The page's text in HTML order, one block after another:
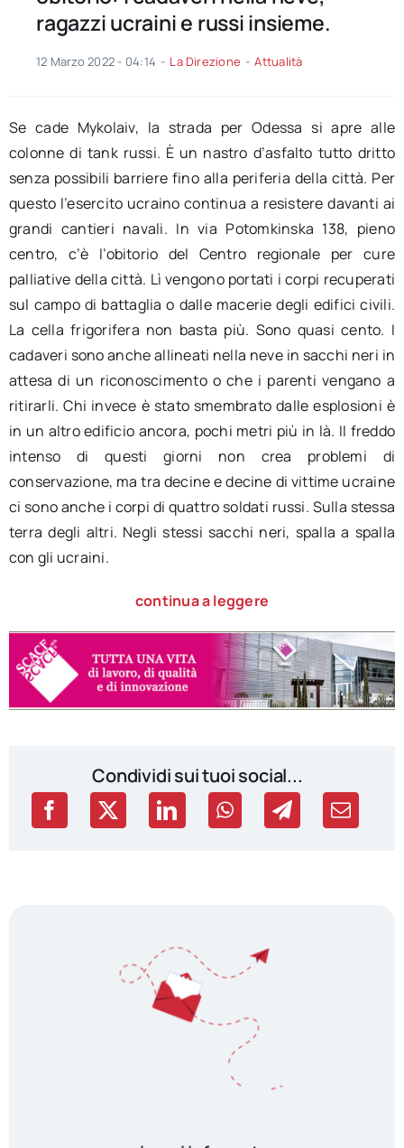
ragazzi ucraini e russi insieme.
12 Marzo 2022 - 04:14 - La Direzione - Attualità
Se cade Mykolaiv, la strada per Odessa si apre alle
colonne di tank russi. È un nastro d’asfalto tutto dritto
senza possibili barriere fino alla periferia della città. Per
questo l’esercito ucraino continua a resistere davanti ai
grandi cantieri navali. In via Potomkinska 138, pieno
centro, c’è l’obitorio del Centro regionale per cure
palliative della città. Lì vengono portati i corpi recuperati
sul campo di battaglia o dalle macerie degli edifici civili.
La cella frigorifera non basta più. Sono quasi cento. I
cadaveri sono anche allineati nella neve in sacchi neri in
attesa di un riconoscimento o che i parenti vengano a
ritirarli. Chi invece è stato smembrato dalle esplosioni è
in un altro edificio ancora, pochi metri più in là. Il freddo
intenso di questi giorni non crea problemi di
conservazione, ma tra decine e decine di vittime ucraine
ci sono anche i corpi di quattro soldati russi. Sulla stessa
terra degli altri. Negli stessi sacchi neri, spalla a spalla
con gli ucraini.
continua a leggere
Condividi sui tuoi social...